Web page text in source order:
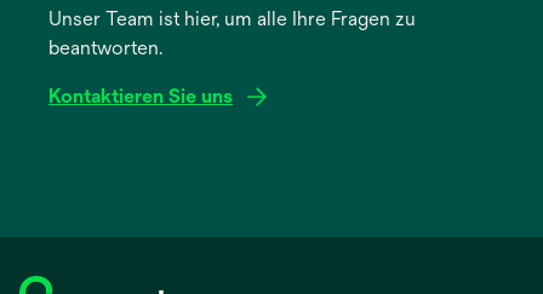
neuen
Registerkarte
Unser Team ist hier, um alle Ihre Fragen zu
beantworten.
Kontaktieren Sie uns